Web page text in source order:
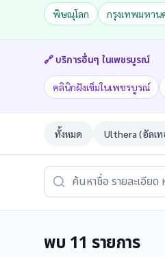
พิษณุโลก กรุงเทพมหาน
🔗 บริการอื่นๆ ในเพชรบูรณ์
คลินิกฝังเข็มในเพชรบูรณ์
ทั้งหมด Ulthera (อัลเท
พบ 11 รายการ